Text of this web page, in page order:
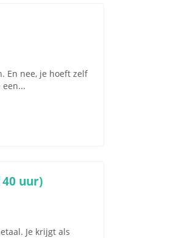
En nee, je hoeft zelf
uur)
Je krijgt als